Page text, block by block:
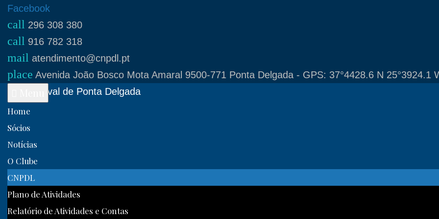
Skip
content
Facebook
call 296 308 380
call 916 782 318
mail atendimento@cnpdl.pt
place Avenida João Bosco Mota Amaral 9500-771 Ponta Delgada - GPS: 37°4428.6 N 25°3924.1
Clube Naval de Ponta Delgada
Home
Sócios
Notícias
O Clube
CNPDL
Plano de Atividades
Relatório de Atividades e Contas